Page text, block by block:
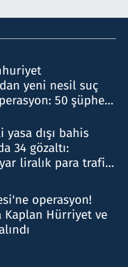
yeni nesil suç
50 şüpheli
dışı bahis
34 gözaltı:
liralık para trafiği
operasyon!
Kaplan Hürriyet ve